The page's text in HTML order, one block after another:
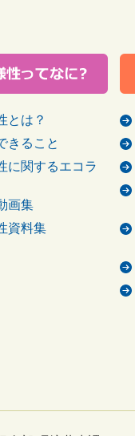
とは？
きること
に関するエコラ
画集
資料集